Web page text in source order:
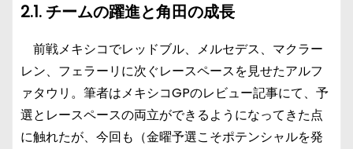
2.1. チームの躍進と角田の成長
前戦メキシコでレッドブル、メルセデス、マクラー
レン、フェラーリに次ぐレースペースを見せたアルフ
ァタウリ。筆者はメキシコGPのレビュー記事にて、予
選とレースペースの両立ができるようになってきた点
に触れたが、今回も（金曜予選こそポテンシャルを発